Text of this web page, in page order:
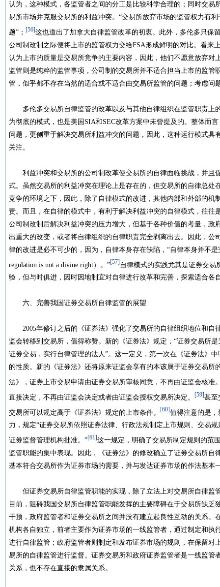
认为，这种模式，各监管者之间的分工是比较科学合理的；同时交易
易所市场并克服交易所的利益冲突。“交易所放弃市场的监管权力有
题”； [56] 这也道出了加拿大自律监管改革的初衷。此外，多伦多只保
公司制改制之际便将上市的监管权力交给FSA形成鲜明的对比。看来
认为上市的质量是交易所竞争的主要内容，因此，他们不愿意放弃对
监管则是纯粹的监管事项，公司制的交易所并不适合担当上市的监管
管，似乎都不存在当然的适合或不适合由交易所监管的问题；考虑
多伦多交易所自律监管的改革以及与其他自律组织在监管职责上
为彻底的模式，也是美国SIA和SEC改革方案中未曾提及的。整体而
问题，更侧重于解决交易所利益冲突的问题，因此，这种运行模式具
关注。
利益冲突和交易所的公司制改革使交易所的自律面临挑战，并且
式。虽然交易所的利益冲突在理论上是存在的，但交易所的自律总处
竞争的环境之下，因此，除了自律模式的改进，其他内部和外部的机
责。而且，在自律的模式中，有利于解决利益冲突的自律模式，往往
公司制改制后解决利益冲突的压力增大，但基于各种价值的考量，政
出重大的改变，或者将自律组织的自律职责完全剥离出去。因此，公
律的改进是必不可少的，因为，自律本身存在缺陷，“自律本身并不
regulation is not a divine right）。” [57] 自律模式的实践尤其是证券交
验，但与时俱进，因时因地制宜对自律进行改革和完善，探索适合
六、完善我国证券交易所自律监管的展望
2005年修订之后的《证券法》强化了交易所的自律组织地位和自
监会转移到交易所，值得称赞。新的《证券法》规定，“证券交易所
证券交易，实行自律管理的法人”。这一定义，第一次在《证券法》
的性质。新的《证券法》还将原来证监会享有的本该属于证券交易所
法》，证券上市交易申请由证券交易所审核同意，不再由证监会核准
直接决定，不再由证监会决定或者由证监会授权交易所决定。 [59] 甚至
交易所可以规定高于《证券法》规定的上市条件。 [60] 值得注意的是
力，规定“证券交易所依照证券法律、行政法规制定上市规则、交易
证券监督管理机构批准。” [61] 这一规定，明确了交易所制定规则的范
监管职能的集中表现。因此，《证券法》的修改确立了证券交易所自
基本符合交易所作为证券市场的需要，并与发达证券市场的作法基
但证券交易所自律监管职能的实现，除了立法上对交易所自律监
目前，阻碍我国交易所自律监管职能发挥的主要障碍在于交易所缺
干预，政府监管者和证券交易所之间并没有建立起良性互动的关系。
机构各自独立，前者主要作为证券市场的一线监管者，通过制定和执
进行自律监管；政府监管者则制定和发布证券市场的规则，在保留对
易所的自律监管进行监督。证券交易所和政府证券监管者是一线监管
关系，也不存在直接的隶属关系。